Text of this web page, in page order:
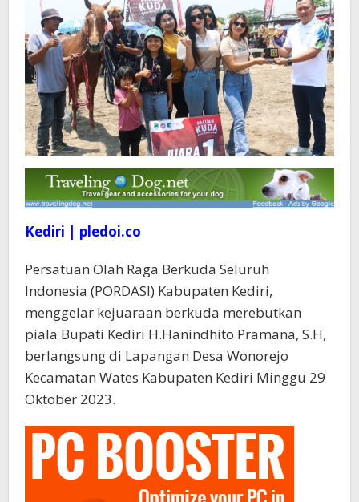
Kediri | pledoi.co
Persatuan Olah Raga Berkuda Seluruh
Indonesia (PORDASI) Kabupaten Kediri,
menggelar kejuaraan berkuda merebutkan
piala Bupati Kediri H.Hanindhito Pramana, S.H,
berlangsung di Lapangan Desa Wonorejo
Kecamatan Wates Kabupaten Kediri Minggu 29
Oktober 2023.